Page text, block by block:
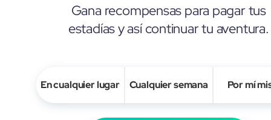
Gana recompensas para pagar tus
estadías y así continuar tu aventura.
En cualquier lugar Cualquier semana Por mí